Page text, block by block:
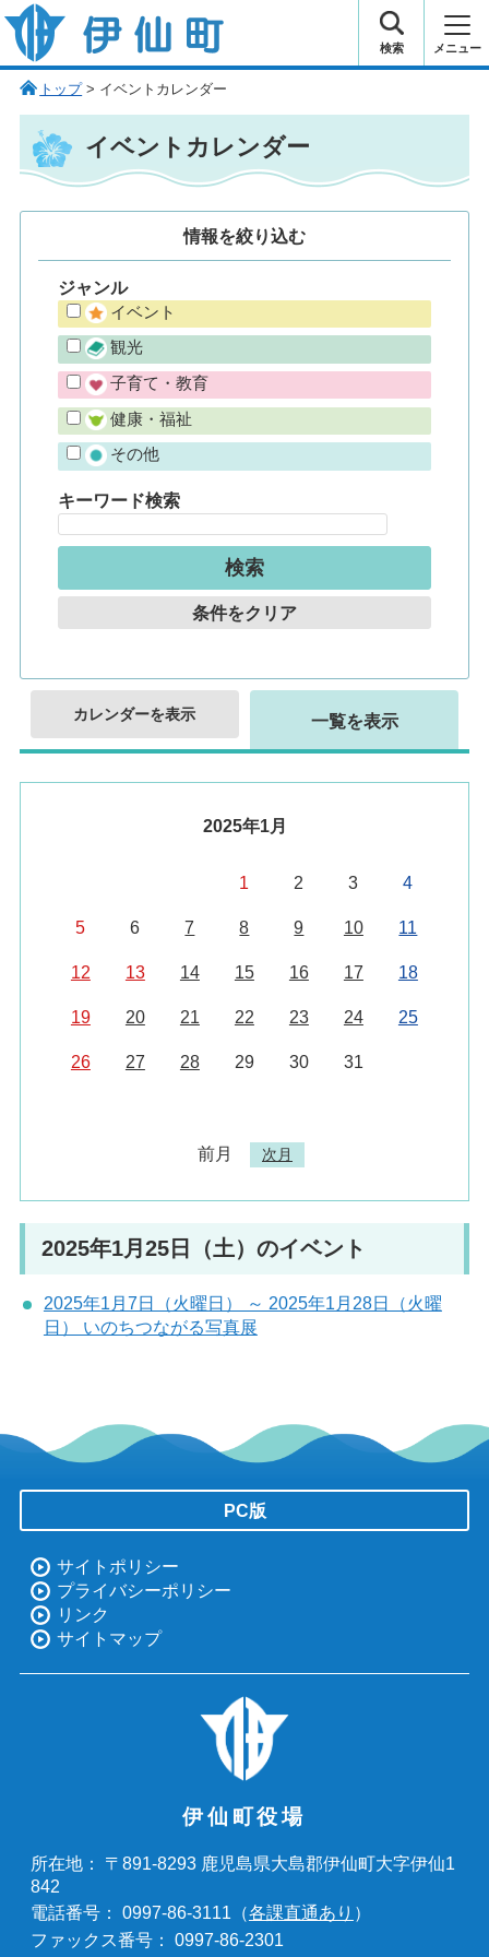
伊仙町 健康・長寿と子宝の町
検索 メニュー
トップ> イベントカレンダー
イベントカレンダー
情報を絞り込む
ジャンル
イベント
観光
子育て・教育
健康・福祉
その他
キーワード検索
条件をクリア
カレンダーを表示 一覧を表示
2025年1月
1 2 3 4
5 6 7 8 9 10 11
12 13 14 15 16 17 18
19 20 21 22 23 24 25
26 27 28 29 30 31
前月 次月
2025年1月25日（土）のイベント
2025年1月7日（火曜日） ～ 2025年1月28日（火曜
日） いのちつながる写真展
PC版
サイトポリシー
プライバシーポリシー
リンク
サイトマップ
伊仙町役場
所在地：
〒891-8293 鹿児島県大島郡伊仙町大字伊仙1
842
電話番号：
0997-86-3111（各課直通あり ）
ファックス番号：
0997-86-2301